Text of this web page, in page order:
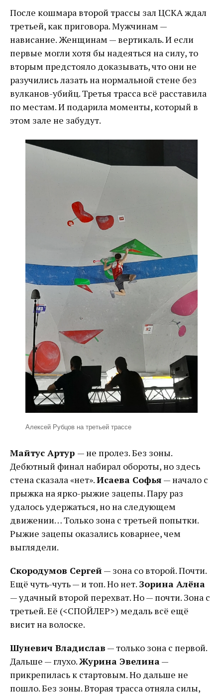
После кошмара второй трассы зал ЦСКА ждал
третьей, как приговора. Мужчинам —
нависание. Женщинам — вертикаль. И если
первые могли хотя бы надеяться на силу, то
вторым предстояло доказывать, что они не
разучились лазать на нормальной стене без
вулканов-убийц. Третья трасса всё расставила
по местам. И подарила моменты, который в
этом зале не забудут.
Алексей Рубцов на третьей трассе
Майтус Артур — не пролез. Без зоны.
Дебютный финал набирал обороты, но здесь
стена сказала «нет».Исаева Софья — начало с
прыжка на ярко-рыжие зацепы. Пару раз
удалось удержаться, но на следующем
движении… Только зона с третьей попытки.
Рыжие зацепы оказались коварнее, чем
выглядели.
Скородумов Сергей — зона со второй. Почти.
Ещё чуть-чуть — и топ. Но нет. Зорина Алёна
— удачный второй перехват. Но — почти. Зона с
третьей. Её (<СПОЙЛЕР>) медаль всё ещё
висит на волоске.
Шуневич Владислав — только зона с первой.
Дальше — глухо.Журина Эвелина—
прикрепилась к стартовым. Но дальше не
пошло. Без зоны. Вторая трасса отняла силы,